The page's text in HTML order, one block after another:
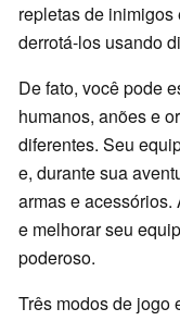
repletas de
derrotá-los usando
De fato, você pode
humanos, anões e
diferentes. Seu
e, durante sua
armas e
e melhorar seu
poderoso.
Três modos de jogo